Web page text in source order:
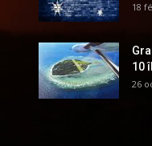
18
10
26